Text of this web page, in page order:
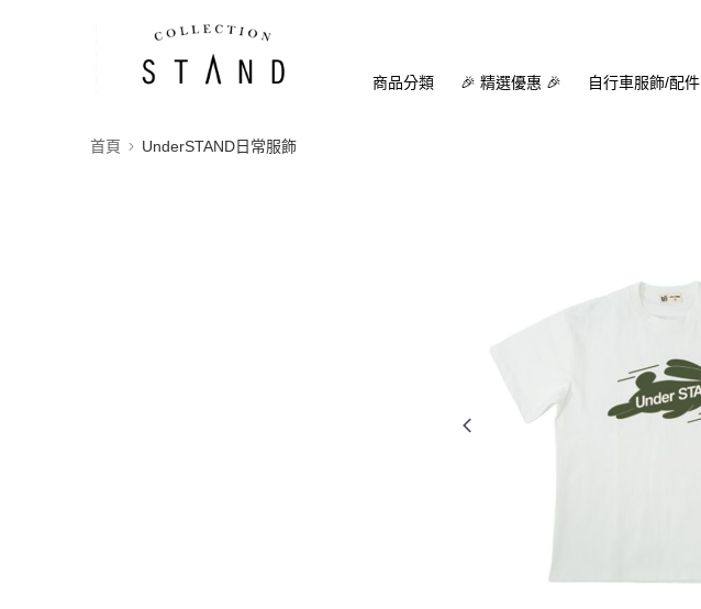
商品分類 🎉 精選優惠 🎉 自行車服飾/配件
首頁 UnderSTAND日常服飾